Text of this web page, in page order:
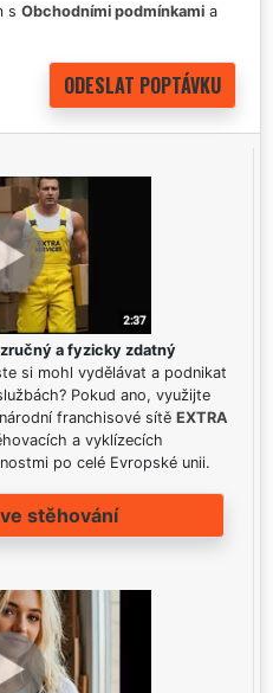
s Obchodními podmínkami a
a fyzicky zdatný
si mohl vydělávat a podnikat
Pokud ano, využijte
franchisové sítě EXTRA
a vyklízecích
po celé Evropské unii.
stěhování